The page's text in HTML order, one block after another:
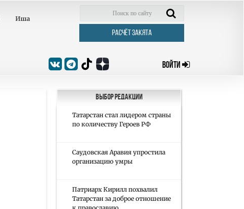
Иша
РАСЧЁТ ЗАКЯТА
ВОЙТИ
Выбор редакции
Татарстан стал лидером страны
по количеству Героев РФ
Саудовская Аравия упростила
организацию умры
Патриарх Кирилл похвалил
Татарстан за доброе отношение